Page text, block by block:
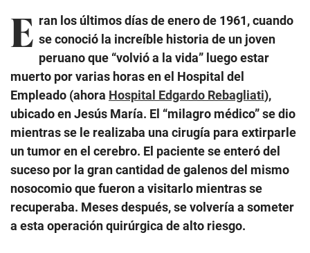
E ran los últimos días de enero de 1961, cuando
se conoció la increíble historia de un joven
peruano que “volvió a la vida” luego estar
muerto por varias horas en el Hospital del
Empleado (ahora Hospital Edgardo Rebagliati),
ubicado en Jesús María. El “milagro médico” se dio
mientras se le realizaba una cirugía para extirparle
un tumor en el cerebro. El paciente se enteró del
suceso por la gran cantidad de galenos del mismo
nosocomio que fueron a visitarlo mientras se
recuperaba. Meses después, se volvería a someter
a esta operación quirúrgica de alto riesgo.